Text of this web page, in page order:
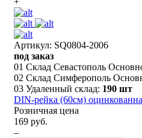
Артикул: SQ0804-2006
под заказ
01 Склад Севастополь
02 Склад Симферополь
03 Удаленный склад: 190 шт
DIN-рейка (60см)
Розничная цена
169 руб.
–